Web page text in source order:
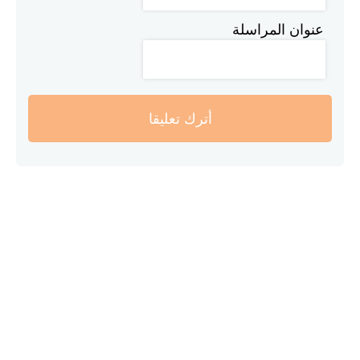
عنوان المراسلة
أترك تعليقا